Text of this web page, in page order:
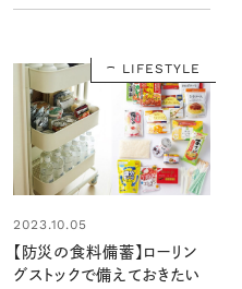
LIFESTYLE
2023.10.05
【防災の食料備蓄】ローリン
グストックで備えておきたい